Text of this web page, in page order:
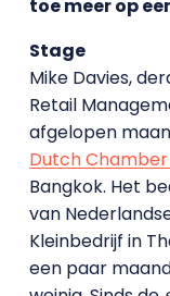
toe meer op
Stage
Mike Davies,
Retail
afgelopen
Dutch
Bangkok. Het
van
Kleinbedrijf in
een paar